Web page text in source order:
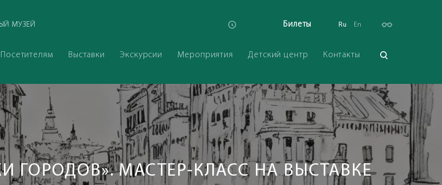
МУЗЕЙ Билеты Ru En
Посетителям Выставки Экскурсии Мероприятия Детский центр Контакты
ГОРОДОВ». МАСТЕР-КЛАСС НА ВЫСТАВКЕ